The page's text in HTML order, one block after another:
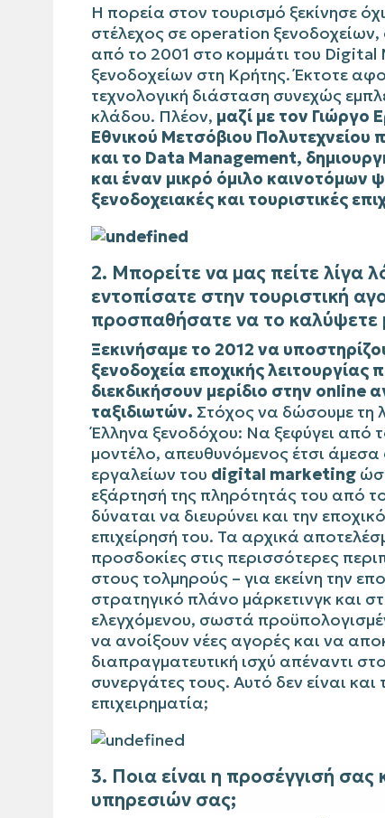
Η πορεία στον τουρισμό ξεκίνησε
στέλεχος σε operation ξενοδοχείων,
από το 2001 στο κομμάτι του
ξενοδοχείων στη Κρήτης. Έκτοτε
τεχνολογική διάσταση συνεχώς
κλάδου. Πλέον, μαζί με τον Γιώργο
Εθνικού Μετσόβιου Πολυτεχνείου
και το Data Management,
και έναν μικρό όμιλο καινοτόμων
ξενοδοχειακές και τουριστικές
2. Μπορείτε να μας πείτε λίγα
εντοπίσατε στην τουριστική
προσπαθήσατε να το
Ξεκινήσαμε το 2012 να
ξενοδοχεία εποχικής λειτουργίας
διεκδικήσουν μερίδιο στην
ταξιδιωτών. Στόχος να δώσουμε τη
Έλληνα ξενοδόχου: Να ξεφύγει από
μοντέλο, απευθυνόμενος έτσι
εργαλείων του digital marketing
εξάρτησή της πληρότητάς του από
δύναται να διευρύνει και την
επιχείρησή του. Τα αρχικά
προσδοκίες στις περισσότερες
στους τολμηρούς – για εκείνη την
στρατηγικό πλάνο μάρκετινγκ και
ελεγχόμενου, σωστά
να ανοίξουν νέες αγορές και να
διαπραγματευτική ισχύ απέναντι
συνεργάτες τους. Αυτό δεν είναι και
επιχειρηματία;
3. Ποια είναι η προσέγγισή σας
υπηρεσιών σας;